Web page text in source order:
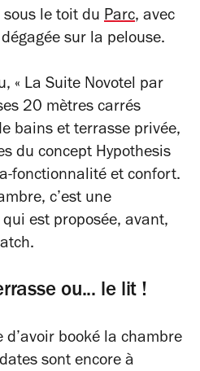
le toit du Parc, avec
sur la pelouse.
« La Suite Novotel par
20 mètres carrés
bains et terrasse privée,
du concept Hypothesis
fonctionnalité et confort.
c’est une
est proposée, avant,
ou... le lit !
d’avoir booké la chambre
sont encore à